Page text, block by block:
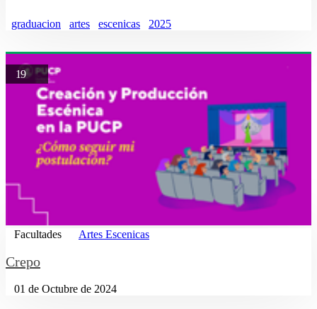
graduacion artes escenicas 2025
19
Facultades Artes Escenicas
Crepo
01 de Octubre de 2024